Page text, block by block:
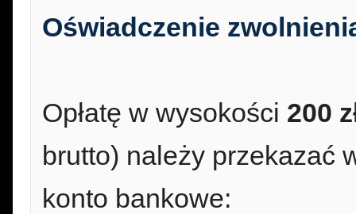
Oświadczenie
Opłatę w wysokości 200
brutto) należy przekazać
konto bankowe: